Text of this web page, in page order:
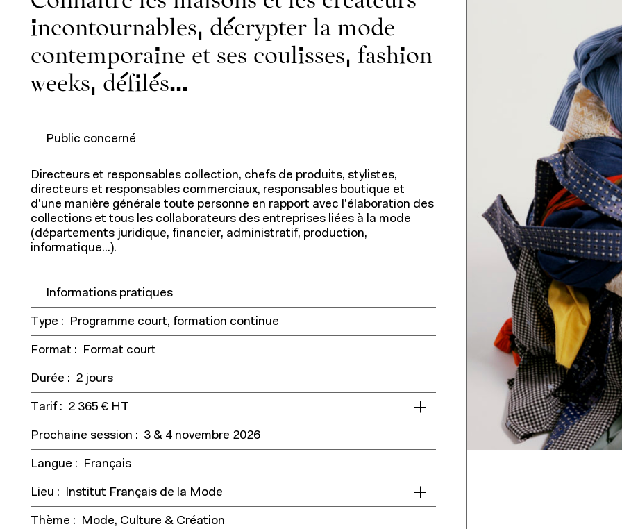
À propos
Formation continue Relations entreprises
incontournables, décrypter la mode
contemporaine et ses coulisses, fashion
weeks, défilés...
Public concerné
Directeurs et responsables collection, chefs de produits, stylistes,
directeurs et responsables commerciaux, responsables boutique et
d'une manière générale toute personne en rapport avec l'élaboration des
collections et tous les collaborateurs des entreprises liées à la mode
(départements juridique, financier, administratif, production,
informatique...).
Informations pratiques
Type : Programme court, formation continue
Format : Format court
Durée : 2 jours
Tarif : 2 365 € HT
Prochaine session : 3 & 4 novembre 2026
Langue : Français
Lieu : Institut Français de la Mode
Thème : Mode, Culture & Création